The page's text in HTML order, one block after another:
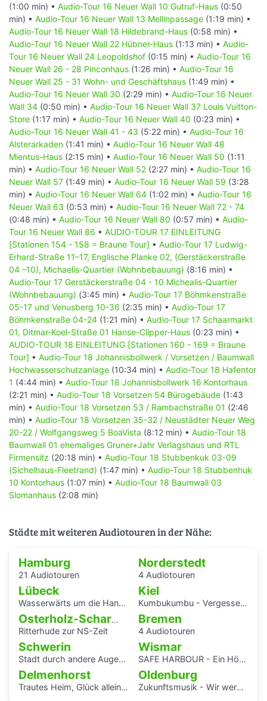
Wie schon in den vorigen Touren beschrieben, ist die rund
47 ha große Grünanlage Planten un Blomen eine der
erstaunlichsten und vielschichtigen Parkanlagen der
Stadt. Die Flächen der einstigen Festungsanlagen,
deshalb auch der Name Wallanlagen führten zu der
großen Parkanlage.
Die Kriegszerstörungen führten dazu, dass bisher mit
Wasser gefüllte alte Wallanlagengräben mit Trümmern
verfüllt und die Flächen eingeebnet wurden. Nach dem
Krieg wurde das Gelände 1953 Schauplatz der ersten von
drei Internationalen Gartenschauen (1953, 1963, 1973).
Als Symbol für Neuanfang, Demokratie und
Internationalität dienten nicht nur gärtnerische, sondern
auch architektonische Werke, die i.d.R. allerdings nur für
eine temporäre Nutzung konzipiert waren. Lediglich das
hier gelegene Teehaus ist noch ein erhaltener Zeuge aus
jener Zeit. Die neuen Wasseranlagen, gerade in diesem
auch als große Wallanlagen bezeichneten Teil aus der Zeit
nach dem Krieg, wurden dann deutlich flacher und
geometrisch geformt.
Die Notwendigkeit nach dem Krieg den Schutt abladen zu
müssen und die letzte Umgestaltung dieses Teils der
Wallanlagen mit der Gartenbauausstellung in den 1970er
Jahren führt heute zu einem eher heterogenen
Gesamteindruck.
Audio-Tour 06 Alter Elbpark und Stintfang
[Stationen 37 - 40 = Grüne Tour]
03 Besichtigungspunkte ca. 25 Minuten Betrachtung und
über14:14Minuten Hör-Dauer.
Dies ist die letzte Tour der bis an die Elbe reichenden
Wallanlagen mit dem prägnanten Bismarck Denkmal in der
Parkanlage. Dieses monumentale Denkmal wurde bis
2023 umfassend saniert und erstrahlt seitdem in neuen
Glanz.
1868 wurde eine ca. 14 ha große Teilfläche südlich vom
bot die Topographie mit dem ehemaligen Wallgraben, den
doch ein reizvolles Umfeld. Die Anlage bekam nach der
Ausstellung den Namen Elbpark.
Die Aufstellung des Bismarck-Denkmals brachte dem Park
später bereits eine weitreichende Veränderung. Mit der
um 1910 erbauten Hochbahn, die hier weitgehend
unterirdisch geführt wurde, konnte eine weitere
Unterteilung der Grünanlage vermieden werden.
Die Umgestaltung vom Alten Elbpark erfolgte in den
1950er Jahren mit der mutigen und richtigen Errichtung
der Jugendherberge auf dem Stintfang. Der vorgelagerte
(1:00 min) • Audio-Tour 16 Neuer Wall 10 Gutruf-Haus (0:50
min) • Audio-Tour 16 Neuer Wall 13 Mellinpassage (1:19 min) •
Audio-Tour 16 Neuer Wall 18 Hildebrand-Haus (0:58 min) •
Audio-Tour 16 Neuer Wall 22 Hübner-Haus (1:13 min) • Audio-
Tour 16 Neuer Wall 24 Leopoldshof (0:15 min) • Audio-Tour 16
Neuer Wall 26 - 28 Pinconhaus (1:26 min) • Audio-Tour 16
Neuer Wall 25 - 31 Wohn- und Geschäftshaus (1:49 min) •
Audio-Tour 16 Neuer Wall 30 (2:29 min) • Audio-Tour 16 Neuer
Wall 34 (0:50 min) • Audio-Tour 16 Neuer Wall 37 Louis Vuitton-
Store (1:17 min) • Audio-Tour 16 Neuer Wall 40 (0:23 min) •
Audio-Tour 16 Neuer Wall 41 - 43 (5:22 min) • Audio-Tour 16
Alsterarkaden (1:41 min) • Audio-Tour 16 Neuer Wall 48
Mientus-Haus (2:15 min) • Audio-Tour 16 Neuer Wall 50 (1:11
min) • Audio-Tour 16 Neuer Wall 52 (2:27 min) • Audio-Tour 16
Neuer Wall 57 (1:49 min) • Audio-Tour 16 Neuer Wall 59 (3:28
min) • Audio-Tour 16 Neuer Wall 64 (1:02 min) • Audio-Tour 16
Neuer Wall 63 (0:53 min) • Audio-Tour 16 Neuer Wall 72 - 74
(0:48 min) • Audio-Tour 16 Neuer Wall 80 (0:57 min) • Audio-
Tour 16 Neuer Wall 86 • AUDIO-TOUR 17 EINLEITUNG
[Stationen 154 - 158 = Braune Tour] • Audio-Tour 17 Ludwig-
Erhard-Straße 11–17, Englische Planke 02, (Gerstäckerstraße
04 –10), Michaelis-Quartier (Wohnbebauung) (8:16 min) •
Audio-Tour 17 Gerstäckerstraße 04 - 10 Michealis-Quartier
(Wohnbebauung) (3:45 min) • Audio-Tour 17 Böhmkenstraße
05-17 und Venusberg 10-36 (2:35 min) • Audio-Tour 17
Böhmkenstraße 04-24 (1:21 min) • Audio-Tour 17 Schaarmarkt
01, Ditmar-Koel-Straße 01 Hanse-Clipper-Haus (0:23 min) •
AUDIO-TOUR 18 EINLEITUNG [Stationen 160 - 169 = Braune
Tour] • Audio-Tour 18 Johannisbollwerk / Vorsetzen / Baumwall
Hochwasserschutzanlage (10:34 min) • Audio-Tour 18 Hafentor
1 (4:44 min) • Audio-Tour 18 Johannisbollwerk 16 Kontorhaus
(2:21 min) • Audio-Tour 18 Vorsetzen 54 Bürogebäude (1:43
min) • Audio-Tour 18 Vorsetzen 53 / Rambachstraße 01 (2:46
min) • Audio-Tour 18 Vorsetzen 35-32 / Neustädter Neuer Weg
20-22 / Wolfgangsweg 5 BoaVista (8:12 min) • Audio-Tour 18
Baumwall 01 ehemaliges Gruner+Jahr Verlagshaus und RTL
Firmensitz (20:18 min) • Audio-Tour 18 Stubbenkuk 03-09
(Sichelhaus-Fleetrand) (1:47 min) • Audio-Tour 18 Stubbenhuk
10 Kontorhaus (1:07 min) • Audio-Tour 18 Baumwall 03
Slomanhaus (2:08 min)
Städte mit weiteren Audiotouren in der Nähe:
Hamburg
21 Audiotouren
Norderstedt
4 Audiotouren
Lübeck
Wasserwärts um die Hansestadt Lübek herum
Kiel
Kumbukumbu - Vergessenen Stimmen auf der Spur
Osterholz-Scharmbeck
Ritterhude zur NS-Zeit
Bremen
4 Audiotouren
Schwerin
Stadt durch andere Augen - Schwerin Dreesch
Wismar
SAFE HARBOUR - Ein Hörspaziergang über Migrationsgeschichte
Delmenhorst
Trautes Heim, Glück allein - interaktiver Audiowalk zum Einfamilienhaus von Katrin Bretschneider &Company
Oldenburg
Zukunftsmusik - Wir werden uns erinnert haben.